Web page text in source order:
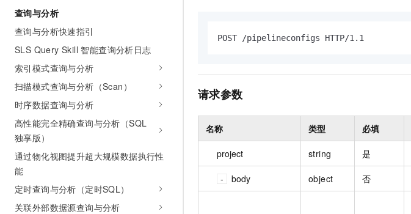
查询与分析
查询与分析快速指引
SLS Query Skill 智能查询分析日志
索引模式查询与分析
扫描模式查询与分析（Scan）
时序数据查询与分析
高性能完全精确查询与分析（SQL
独享版）
通过物化视图提升超大规模数据执行性
能
定时查询与分析（定时SQL）
关联外部数据源查询与分析
POST /pipelineconfigs HTTP/1.1
请求参数
名称 类型 必填
project string 是
body object 否